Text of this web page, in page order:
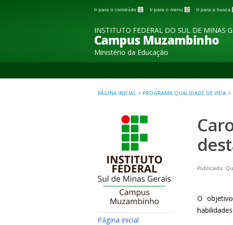
Ir para o conteúdo 1 Ir para o menu 2 Ir para a busca
INSTITUTO FEDERAL DO SUL DE MINAS
Campus Muzambinho
Ministério da Educação
PÁGINA INICIAL > PROGRAMA QUALIDADE DE VIDA >
Página inicial
Publicado:
O